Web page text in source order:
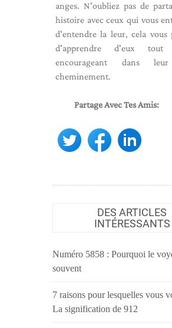
anges. N'oubliez pas de
histoire avec ceux qui vous
d'entendre la leur, cela vous
d'apprendre d'eux
encourageant dans
cheminement.
Partage Avec Tes Amis:
DES ARTICLES
INTÉRESSANTS
Numéro 5858 : Pourquoi le
souvent
7 raisons pour lesquelles vous
La signification de 912